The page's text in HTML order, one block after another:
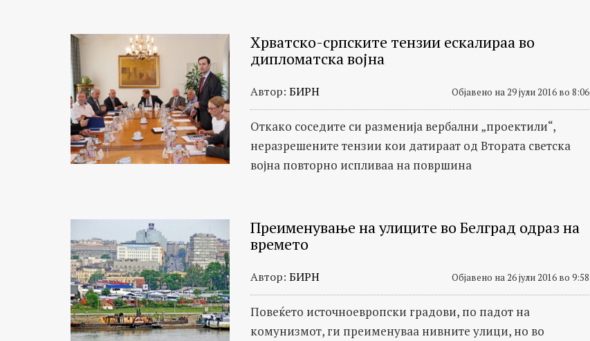
Хрватско-српските тензии ескалираа во
дипломатска војна
Автор: БИРН Објавено на 29 јули 2016 во 8:06
Откако соседите си разменија вербални „проектили“,
неразрешените тензии кои датираат од Втората светска
војна повторно испливаа на површина
Преименување на улиците во Белград одраз на
времето
Автор: БИРН Објавено на 26 јули 2016 во 9:58
Повеќето источноевропски градови, по падот на
комунизмот, ги преименуваа нивните улици, но во